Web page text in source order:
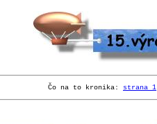
Čo na to kronika: strana 1